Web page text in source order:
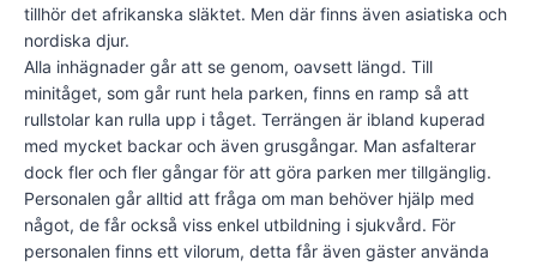
tillhör det afrikanska släktet. Men där finns även asiatiska och
nordiska djur.
Alla inhägnader går att se genom, oavsett längd. Till
minitåget, som går runt hela parken, finns en ramp så att
rullstolar kan rulla upp i tåget. Terrängen är ibland kuperad
med mycket backar och även grusgångar. Man asfalterar
dock fler och fler gångar för att göra parken mer tillgänglig.
Personalen går alltid att fråga om man behöver hjälp med
något, de får också viss enkel utbildning i sjukvård. För
personalen finns ett vilorum, detta får även gäster använda